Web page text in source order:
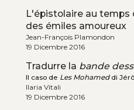
L'épistolaire au temps
des émiles amoureux
Jean-François Plamondon
19 Dicembre 2016
Tradurre la bande
Il caso de Les Mohameddi
Ilaria Vitali
19 Dicembre 2016